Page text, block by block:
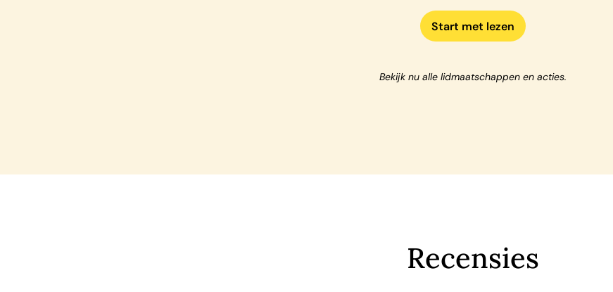
Start met lezen
Bekijk nu alle lidmaatschappen en acties.
Recensies